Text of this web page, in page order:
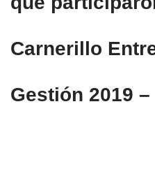
Carnerillo
Gestión 2019 –